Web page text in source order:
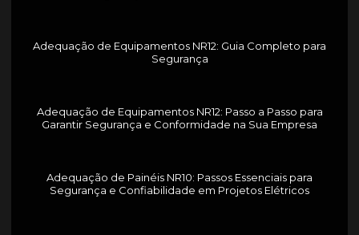
Adequação de Equipamentos NR12: Guia Completo para
Segurança
Adequação de Equipamentos NR12: Passo a Passo para
Garantir Segurança e Conformidade na Sua Empresa
Adequação de Painéis NR10: Passos Essenciais para
Segurança e Confiabilidade em Projetos Elétricos